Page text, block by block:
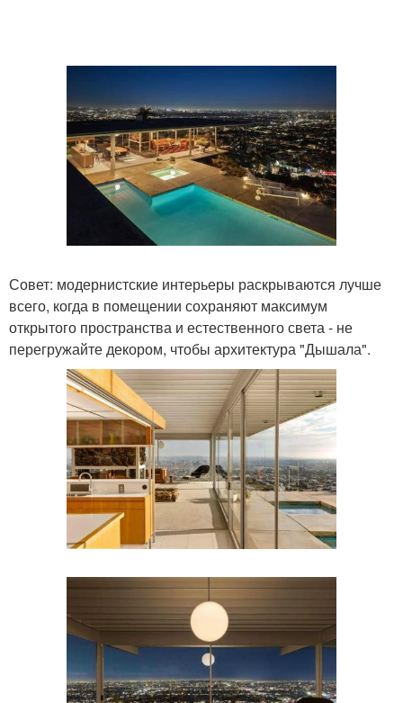
Совет: модернистские интерьеры раскрываются лучше
всего, когда в помещении сохраняют максимум
открытого пространства и естественного света - не
перегружайте декором, чтобы архитектура "Дышала".